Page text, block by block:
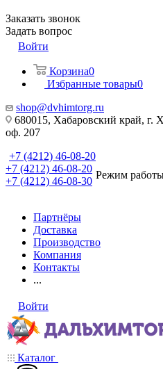
Заказать звонок
Задать вопрос
Войти
Корзина0
Избранные товары0
shop@dvhimtorg.ru
680015, Хабаровский край, г.
оф. 207
+7 (4212) 46-08-20
+7 (4212) 46-08-20
+7 (4212) 46-08-30
Режим
Партнёры
Доставка
Производство
Компания
Контакты
...
Войти
Каталог